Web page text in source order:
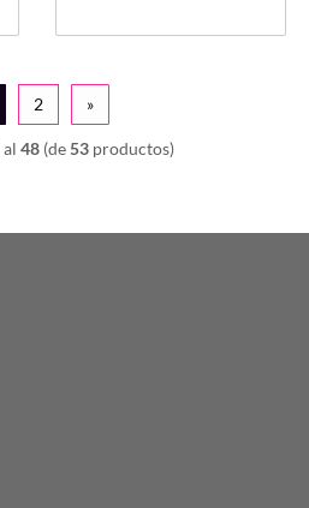
2 »
al 48(de53productos)